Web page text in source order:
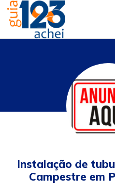
Instalação de
Campestre em